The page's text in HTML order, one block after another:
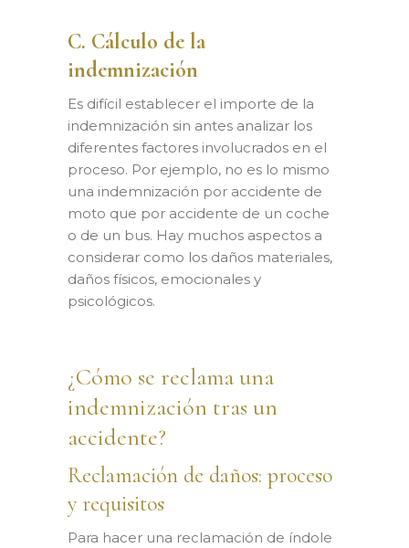
C. Cálculo de la
indemnización
Es difícil establecer el importe de la
indemnización sin antes analizar los
diferentes factores involucrados en el
proceso. Por ejemplo, no es lo mismo
una indemnización por accidente de
moto que por accidente de un coche
o de un bus. Hay muchos aspectos a
considerar como los daños materiales,
daños físicos, emocionales y
psicológicos.
¿Cómo se reclama una
indemnización tras un
accidente?
Reclamación de daños: proceso
y requisitos
Para hacer una reclamación de índole